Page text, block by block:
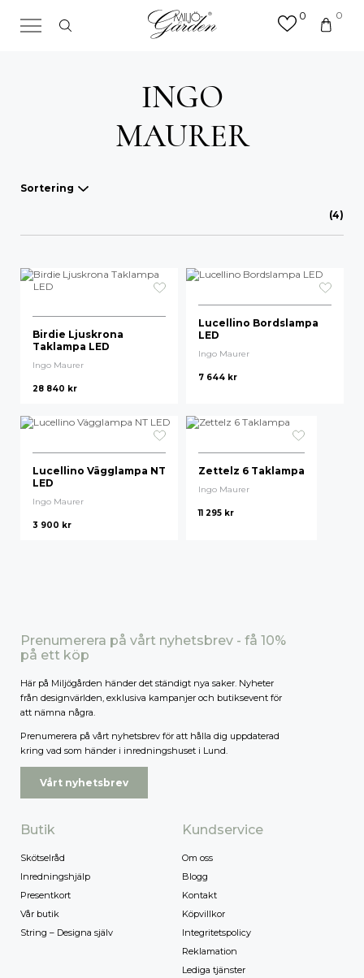
0 0
INGO
MAURER
Sortering
Våra favoriter
Nyheter
Lägsta pris
Högsta pris
(4)
Birdie Ljuskrona
Taklampa LED
Ingo Maurer
28 840 kr
Lucellino Bordslampa
LED
Ingo Maurer
7 644 kr
Lucellino Vägglampa NT
LED
Ingo Maurer
3 900 kr
Zettelz 6 Taklampa
Ingo Maurer
11 295 kr
Prenumerera på vårt nyhetsbrev - få 10%
på ett köp
Här på Miljögården händer det ständigt nya saker. Nyheter
från designvärlden, exklusiva kampanjer och butiksevent för
att nämna några.
Prenumerera på vårt nyhetsbrev för att hålla dig uppdaterad
kring vad som händer i inredningshuset i Lund.
Vårt nyhetsbrev
Butik
Skötselråd
Inredningshjälp
Presentkort
Vår butik
String – Designa själv
Kundservice
Om oss
Blogg
Kontakt
Köpvillkor
Integritetspolicy
Reklamation
Lediga tjänster